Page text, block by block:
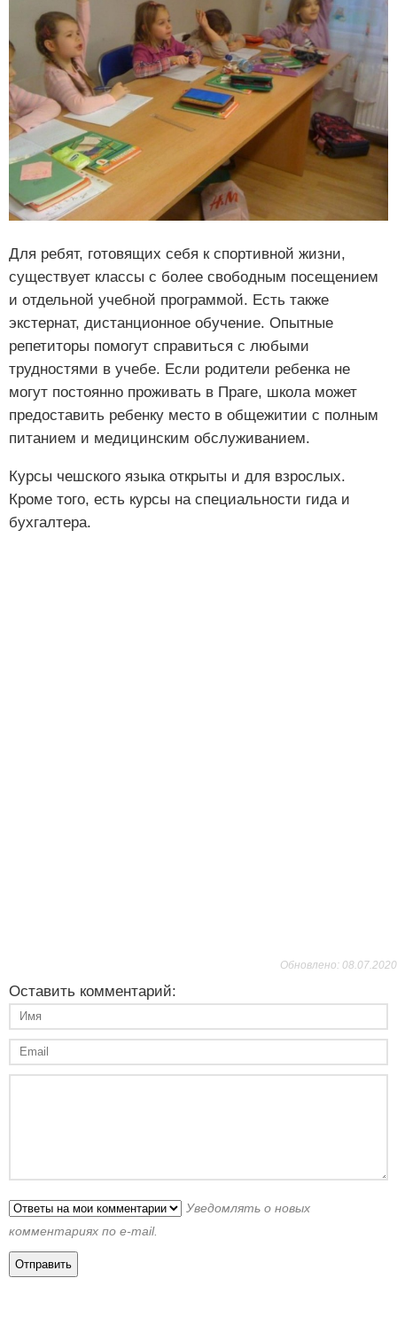
Для ребят, готовящих себя к спортивной жизни,
существует классы с более свободным посещением
и отдельной учебной программой. Есть также
экстернат, дистанционное обучение. Опытные
репетиторы помогут справиться с любыми
трудностями в учебе. Если родители ребенка не
могут постоянно проживать в Праге, школа может
предоставить ребенку место в общежитии с полным
питанием и медицинским обслуживанием.
Курсы чешского языка открыты и для взрослых.
Кроме того, есть курсы на специальности гида и
бухгалтера.
Обновлено: 08.07.2020
Оставить комментарий:
Уведомлять о новых
комментариях по e-mail.